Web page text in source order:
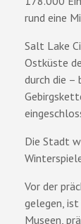
rund eine
Salt Lake
Ostküste
durch die –
Die Stadt
Vor der
gelegen,
Museen,